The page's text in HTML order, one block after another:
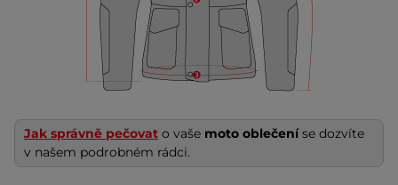
Jak správně pečovat o vaše moto oblečeníse dozvíte
v našem podrobném rádci.